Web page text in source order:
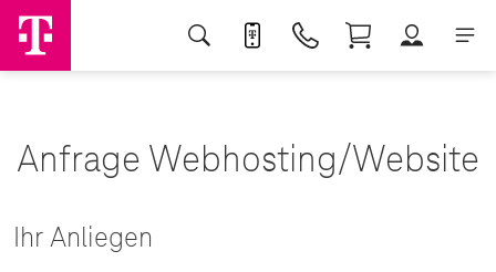
Anfrage Webhosting/Website
Ihr Anliegen